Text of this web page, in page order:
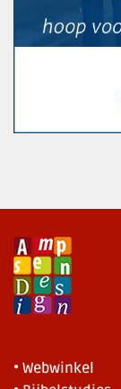
• Webwinkel